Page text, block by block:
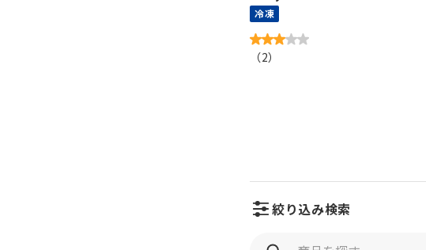
冷凍
（2）
絞り込み検索